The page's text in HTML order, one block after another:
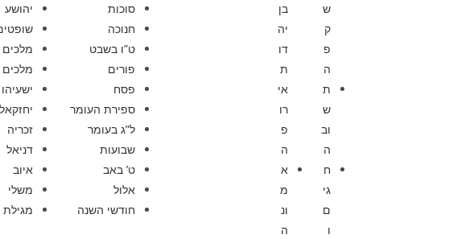
ש
ק
פ
ה
ת
ש
וב
ה
ח
גי
ם
ו
בן
יה
דו
ת
אי
רו
פ
ה
א
מ
ונ
ה
סוכות
חנוכה
ט”ו בשבט
פורים
פסח
ספירת העומר
ל”ג בעומר
שבועות
ט’ באב
אלול
חודשי השנה
יהושע
מלכים
ישעיהו
יחזקאל
זכריה
דניאל
איוב
משלי
מגילת